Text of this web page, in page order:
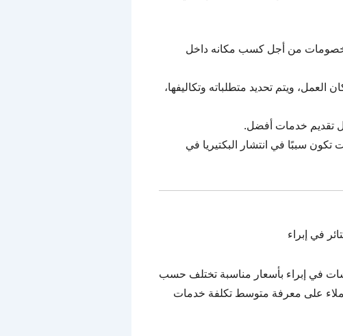
من أجل كسب مكانه داخل
ويتم تحديد متطلباته وتكاليفها،
تقديم خدمات أفضل.
سببًا في انتشار البكتيريا في
في إبراء
في إبراء بأسعار مناسبة تختلف حسب
على معرفة متوسط تكلفة خدمات